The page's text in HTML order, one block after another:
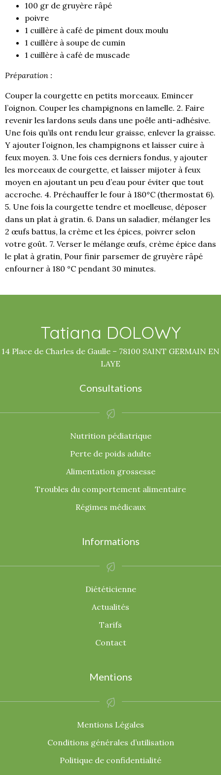
100 gr de gruyère râpé
poivre
1 cuillère à café de piment doux moulu
1 cuillère à soupe de cumin
1 cuillère à café de muscade
Préparation :
Couper la courgette en petits morceaux. Emincer
l’oignon. Couper les champignons en lamelle. 2. Faire
revenir les lardons seuls dans une poêle anti-adhésive.
Une fois qu’ils ont rendu leur graisse, enlever la graisse.
Y ajouter l’oignon, les champignons et laisser cuire à
feux moyen. 3. Une fois ces derniers fondus, y ajouter
les morceaux de courgette, et laisser mijoter à feux
moyen en ajoutant un peu d’eau pour éviter que tout
accroche. 4. Préchauffer le four à 180°C (thermostat 6).
5. Une fois la courgette tendre et moelleuse, déposer
dans un plat à gratin. 6. Dans un saladier, mélanger les
2 œufs battus, la crème et les épices, poivrer selon
votre goût. 7. Verser le mélange œufs, crème épice dans
le plat à gratin, Pour finir parsemer de gruyère râpé
enfourner à 180 °C pendant 30 minutes.
Tatiana DOLOWY
14 Place de Charles de Gaulle – 78100 SAINT GERMAIN EN
LAYE
Consultations
Nutrition pédiatrique
Perte de poids adulte
Alimentation grossesse
Troubles du comportement alimentaire
Régimes médicaux
Informations
Diététicienne
Actualités
Tarifs
Contact
Mentions
Mentions Légales
Conditions générales d’utilisation
Politique de confidentialité